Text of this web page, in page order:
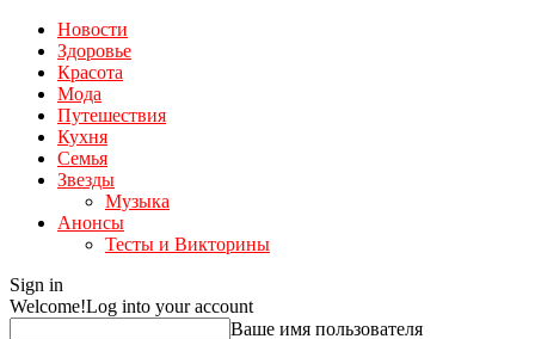
Новости
Здоровье
Красота
Мода
Путешествия
Кухня
Семья
Звезды
Музыка
Анонсы
Тесты и Викторины
Sign in
Welcome!Log into your account
Ваше имя пользователя